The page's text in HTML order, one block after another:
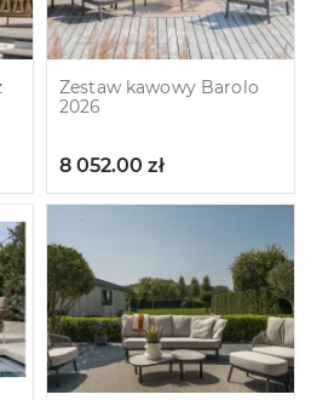
Zestaw kawowy Barolo
2026
8 052.00 zł